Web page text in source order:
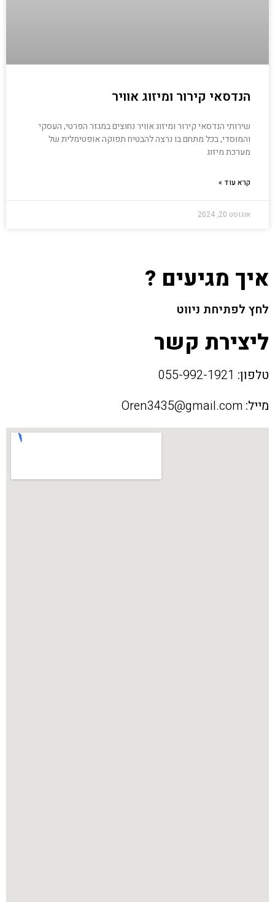
הנדסאי קירור ומיזוג אוויר
שירותי הנדסאי קירור ומיזוג אוויר נחוצים במגזר הפרטי, העסקי
והמוסדי, בכל מתחם בו נרצה להבטיח תפוקה אופטימלית של
מערכת מיזוג
קרא עוד »
אוגוסט 20, 2024
איך מגיעים ?
לחץ לפתיחת ניווט
ליצירת קשר
טלפון:
מייל: Oren3435@gmail.com